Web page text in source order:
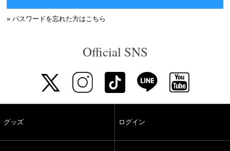
» パスワードを忘れた方はこちら
Official SNS
グッズ ログイン